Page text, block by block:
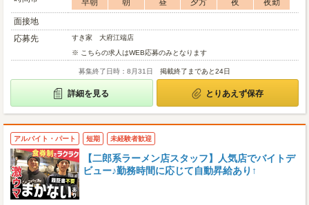
早朝 朝 昼 夕方 夜
夜勤
面接地
応募先
すき家 大府江端店
※ こちらの求人はWEB応募のみとなります
募集終了日時：8月31日 掲載終了まであと24日
詳細を見る とりあえず保存
アルバイト・パート 短期 未経験者歓迎
【二郎系ラーメン店スタッフ】人気店でバイトデ
ビュー♪勤務時間に応じて自動昇給あり↑